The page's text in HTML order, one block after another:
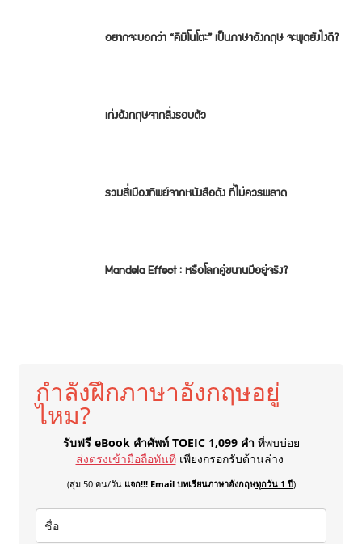
อยากจะบอกว่า “คิมิโนโตะ” เป็นภาษาอังกฤษ จะพูดยังไงดี?
เก่งอังกฤษจากสิ่งรอบตัว
รวมสี่เมืองทิพย์จากหนังสือดัง ที่ไม่ควรพลาด
Mandela Effect : หรือโลกคู่ขนานมีอยู่จริง?
กำลังฝึกภาษาอังกฤษอยู่
ไหม?
รับฟรี eBook คำศัพท์ TOEIC 1,099 คำ ที่พบบ่อย
ส่งตรงเข้ามือถือทันที เพียงกรอกรับด้านล่าง
(สุ่ม 50 คน/วัน แจก!!! Email บทเรียนภาษาอังกฤษทุกวัน 1 ปี)